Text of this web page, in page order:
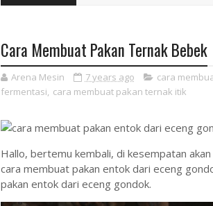
Cara Membuat Pakan Ternak Bebek
Arena Mesin 7 years ago cara
fermentasi, cara membuat pakan ternak itik
Hallo, bertemu kembali, di kesempatan
cara membuat pakan entok dari eceng
pakan entok dari eceng gondok.